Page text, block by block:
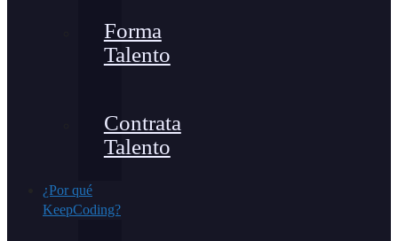
Forma
Talento
Contrata
Talento
¿Por qué
KeepCoding?